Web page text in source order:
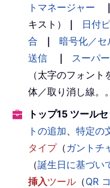
トマネージャー
｜
キスト）
｜ 日付
合
｜ 暗号化／セ
送信
｜ スーパ
（太字のフォン
体／取り消し線。
トップ15 ツールセ
トの追加
特定の
タイプ（ ガントチ
（誕生日に基づい
挿入ツール （QR